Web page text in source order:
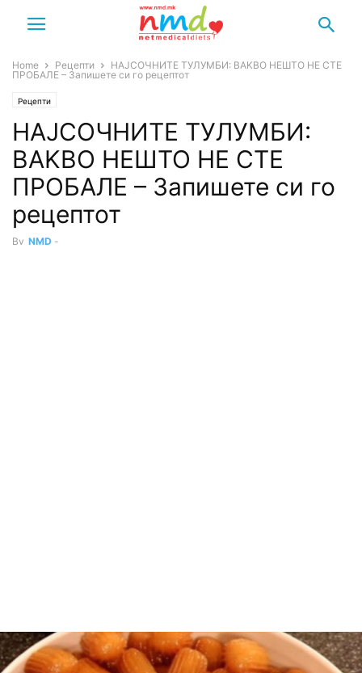
Home Рецепти
НАЈСОЧНИТЕ ТУЛУМБИ: BAKBO HEШTO HE CTE
ПPOБАЛЕ – Запишете си го pецептот
Рецепти
НАЈСОЧНИТЕ ТУЛУМБИ:
BAKBO HEШTO HE CTE
ПPOБАЛЕ – Запишете си го
pецептот
By NMD -